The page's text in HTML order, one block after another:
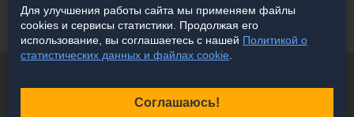
117519,г. Москва,
Варшавское ш., 132
Продвижение сайта
Для улучшения работы сайта мы применяем файлы
cookies и сервисы статистики. Продолжая его
использование, вы соглашаетесь с нашей Политикой о
статистических данных и файлах cookie
Соглашаюсь!